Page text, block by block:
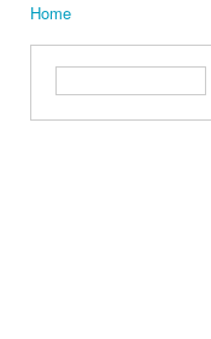
Home
Search form